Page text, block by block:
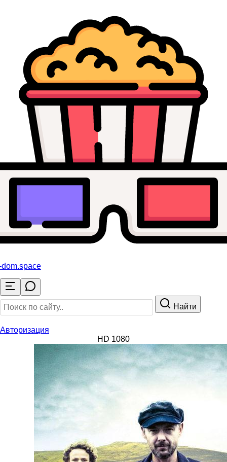
.space
Найти
Авторизация
HD 1080